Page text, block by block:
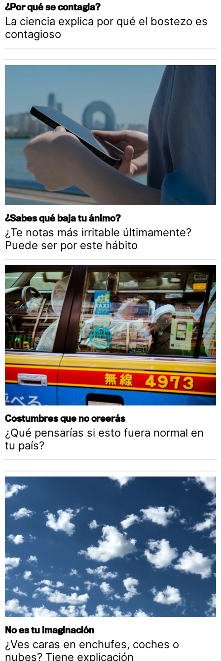
¿Por qué se contagia?
La ciencia explica por qué el bostezo es
contagioso
¿Sabes qué baja tu ánimo?
¿Te notas más irritable últimamente?
Puede ser por este hábito
Costumbres que no creerás
¿Qué pensarías si esto fuera normal en
tu país?
No es tu imaginación
¿Ves caras en enchufes, coches o
nubes? Tiene explicación